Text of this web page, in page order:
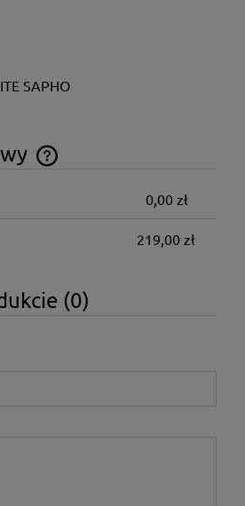
SAPHO
kosztów płatności
0,00 zł
219,00 zł
(0)